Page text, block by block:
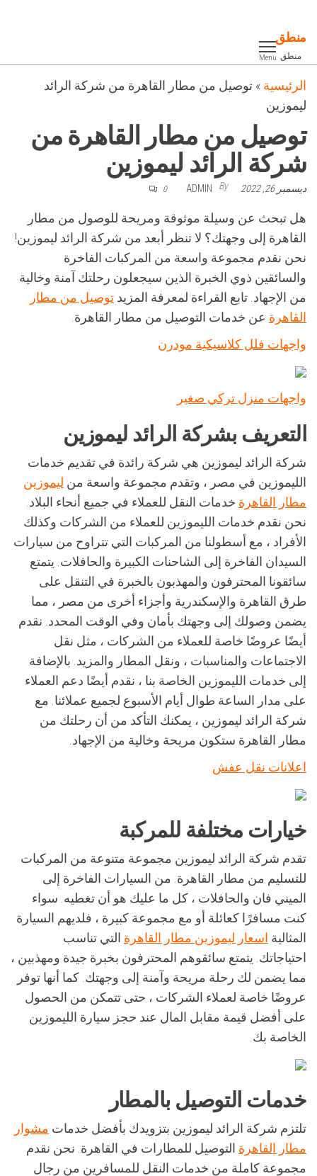
content
منطق
منطق Menu
الرئيسية » توصيل من مطار القاهرة من شركة الرائد
ليموزين
توصيل من مطار القاهرة من
شركة الرائد ليموزين
ديسمبر 26, 2022 By
ADMIN
0
هل تبحث عن وسيلة موثوقة ومريحة للوصول من مطار
القاهرة إلى وجهتك؟ لا تنظر أبعد من شركة الرائد ليموزين!
نحن نقدم مجموعة واسعة من المركبات الفاخرة
والسائقين ذوي الخبرة الذين سيجعلون رحلتك آمنة وخالية
من الإجهاد. تابع القراءة لمعرفة المزيد توصيل من مطار
القاهرة عن خدمات التوصيل من مطار القاهرة.
واجهات فلل كلاسيكية مودرن
واجهات منزل تركي صغير
التعريف بشركة الرائد ليموزين
شركة الرائد ليموزين هي شركة رائدة في تقديم خدمات
الليموزين في مصر ، وتقدم مجموعة واسعة من ليموزين
مطار القاهرة خدمات النقل للعملاء في جميع أنحاء البلاد.
نحن نقدم خدمات الليموزين للعملاء من الشركات وكذلك
الأفراد ، مع أسطولنا من المركبات التي تتراوح من سيارات
السيدان الفاخرة إلى الشاحنات الكبيرة والحافلات. يتمتع
سائقونا المحترفون والمهذبون بالخبرة في التنقل على
طرق القاهرة والإسكندرية وأجزاء أخرى من مصر ، مما
يضمن وصولك إلى وجهتك بأمان وفي الوقت المحدد. نقدم
أيضًا عروضًا خاصة للعملاء من الشركات ، مثل نقل
الاجتماعات والمناسبات ، ونقل المطار والمزيد. بالإضافة
إلى خدمات الليموزين الخاصة بنا ، نقدم أيضًا دعم العملاء
على مدار الساعة طوال أيام الأسبوع لجميع عملائنا. مع
شركة الرائد ليموزين ، يمكنك التأكد من أن رحلتك من
مطار القاهرة ستكون مريحة وخالية من الإجهاد.
اعلانات نقل عفش
خيارات مختلفة للمركبة
تقدم شركة الرائد ليموزين مجموعة متنوعة من المركبات
للتسليم من مطار القاهرة. من السيارات الفاخرة إلى
الميني فان والحافلات ، كل ما عليك هو أن تغطيه. سواء
كنت مسافرًا كعائلة أو مع مجموعة كبيرة ، فلديهم السيارة
المثالية اسعار ليموزين مطار القاهرة التي تناسب
احتياجاتك. يتمتع سائقوهم المحترفون بخبرة جيدة ومهذبين ،
مما يضمن لك رحلة مريحة وآمنة إلى وجهتك. كما أنها توفر
عروضًا خاصة لعملاء الشركات ، حتى تتمكن من الحصول
على أفضل قيمة مقابل المال عند حجز سيارة الليموزين
الخاصة بك.
خدمات التوصيل بالمطار
تلتزم شركة الرائد ليموزين بتزويدك بأفضل خدمات مشوار
مطار القاهرة التوصيل للمطارات في القاهرة. نحن نقدم
مجموعة كاملة من خدمات النقل للمسافرين من رجال